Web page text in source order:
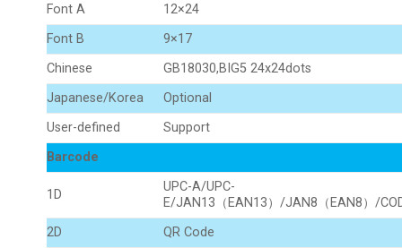
Font A
12×24
Font B
9×17
Chinese
GB18030,BIG5 24x24dots
Japanese/Korea
Optional
User-defined
Support
Barcode
1D
UPC-A/UPC-
E/JAN13（EAN13）/JAN8（EAN8）/
2D
QR Code